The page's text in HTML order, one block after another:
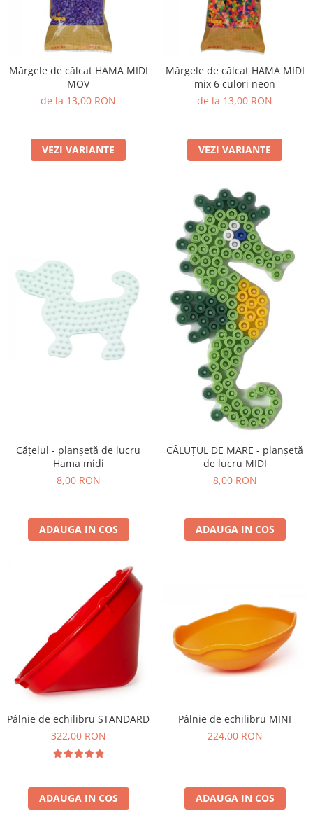
Mărgele de călcat HAMA MIDI
MOV
de la 13,00 RON
VEZI VARIANTE
Mărgele de călcat HAMA MIDI
mix 6 culori neon
de la 13,00 RON
VEZI VARIANTE
Cățelul - planșetă de lucru
Hama midi
8,00 RON
ADAUGA IN COS
CĂLUȚUL DE MARE - planșetă
de lucru MIDI
8,00 RON
ADAUGA IN COS
Pâlnie de echilibru STANDARD
322,00 RON
ADAUGA IN COS
Pâlnie de echilibru MINI
224,00 RON
ADAUGA IN COS